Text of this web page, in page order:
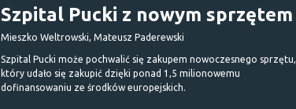
Szpital Pucki z nowym sprzętem
Mieszko Weltrowski, Mateusz Paderewski
Szpital Pucki może pochwalić się zakupem nowoczesnego sprzętu,
który udało się zakupić dzięki ponad 1,5 milionowemu
dofinansowaniu ze środków europejskich.